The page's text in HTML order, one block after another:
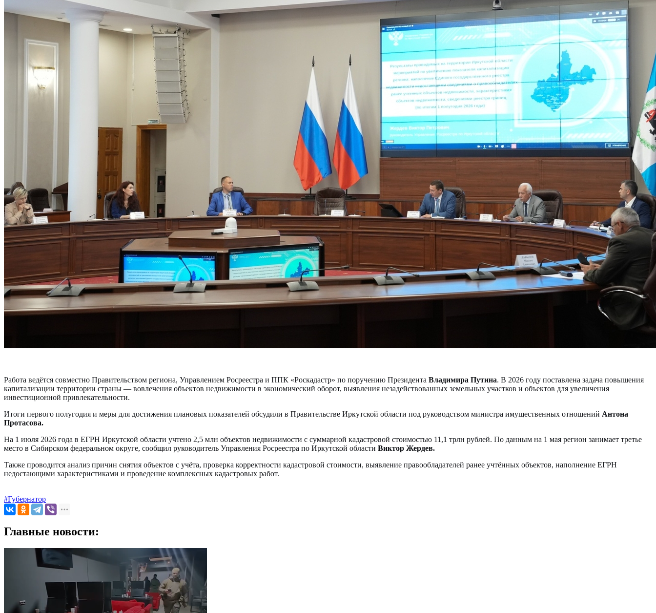
Работа ведётся совместно Правительством региона, Управлением Росреестра и ППК «Роскадастр» по поручению Президента Владимира Путина. В 2026 году поставлена задача повышения
капитализации территории страны — вовлечения объектов недвижимости в экономический оборот, выявления незадействованных земельных участков и объектов для увеличения
инвестиционной привлекательности.
Итоги первого полугодия и меры для достижения плановых показателей обсудили в Правительстве Иркутской области под руководством министра имущественных отношений Антона
Протасова.
На 1 июля 2026 года в ЕГРН Иркутской области учтено 2,5 млн объектов недвижимости с суммарной кадастровой стоимостью 11,1 трлн рублей. По данным на 1 мая регион занимает третье
место в Сибирском федеральном округе, сообщил руководитель Управления Росреестра по Иркутской области Виктор Жердев.
Также проводится анализ причин снятия объектов с учёта, проверка корректности кадастровой стоимости, выявление правообладателей ранее учтённых объектов, наполнение ЕГРН
недостающими характеристиками и проведение комплексных кадастровых работ.
#Губернатор
Главные новости: